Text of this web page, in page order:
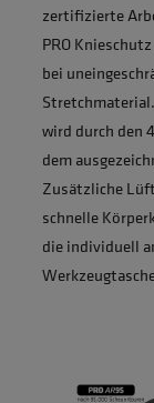
zertifizierte
PRO
bei
wird durch den
dem
Zusätzliche
schnelle
die individuell